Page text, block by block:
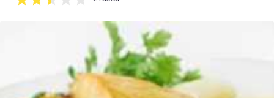
Betyg: 2.5 av 5